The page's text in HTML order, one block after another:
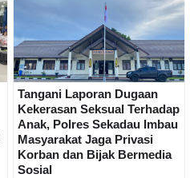
Tangani Laporan Dugaan
Kekerasan Seksual Terhadap
Anak, Polres Sekadau Imbau
Masyarakat Jaga Privasi
Korban dan Bijak Bermedia
Sosial